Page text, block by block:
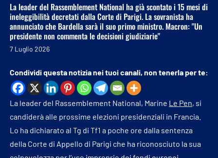
La leader del Rassemblement National ha già scontato i 15 mesi di
ineleggibilità decretati dalla Corte di Parigi. La sovranista ha
annunciato che Bardella sarà il suo primo ministro. Macron: "Un
presidente non commenta le decisioni giudiziarie"
7 Luglio 2026
Condividi questa notizia nei tuoi canali, non tenerla per te:
La leader del Rassemblement National, Marine Le Pen, si
candiderà alle prossime elezioni presidenziali in Francia.
Lo ha dichiarato al Tg di Tf1 a poche ore dalla sentenza
della Corte di Appello di Parigi che ha riconosciuto la sua